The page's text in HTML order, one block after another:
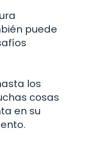
puede
los
cosas
en su